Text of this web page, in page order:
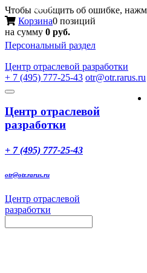
Чтобы сообщить об ошибке,
Корзина0 позиций
на сумму 0 руб.
Персональный раздел
Центр отраслевой разработки
+ 7 (495) 777-25-43 otr@otr.rarus.ru
Toggle
Меню
Центр отраслевой
разработки
+ 7 (495) 777-25-43
otr@otr.rarus.ru
Центр отраслевой
разработки